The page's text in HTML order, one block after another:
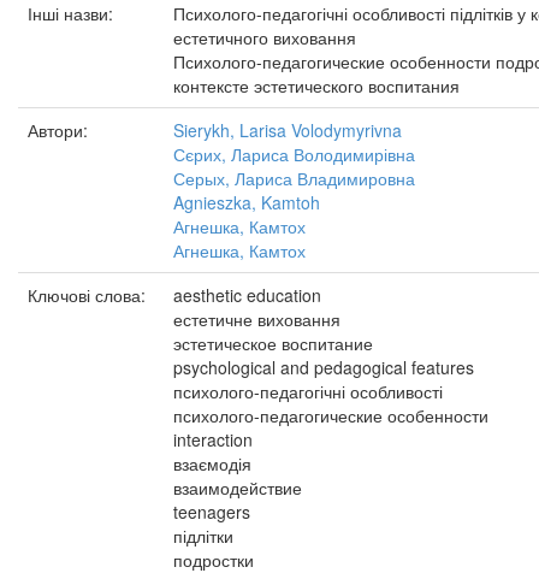
Інші назви:
Психолого-педагогічні особливості підлітків у
естетичного виховання
Психолого-педагогические особенности
контексте эстетического воспитания
Автори:
Sierykh, Larisa Volodymyrivna
Сєрих, Лариса Володимирівна
Серых, Лариса Владимировна
Agnieszka, Kamtoh
Агнешка, Камтох
Агнешка, Камтох
Ключові слова:
aesthetic education
естетичне виховання
эстетическое воспитание
psychological and pedagogical features
психолого-педагогічні особливості
психолого-педагогические особенности
interaction
взаємодія
взаимодействие
teenagers
підлітки
подростки